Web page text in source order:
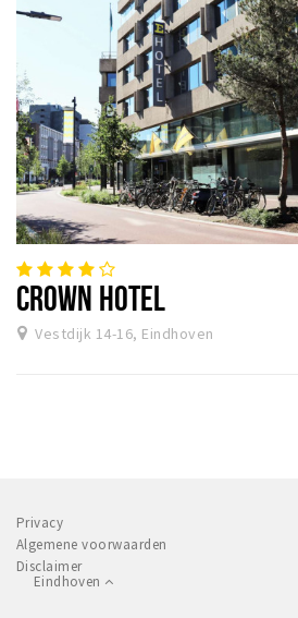
CROWN HOTEL
Vestdijk 14-16, Eindhoven
Privacy
Algemene voorwaarden
Disclaimer
Eindhoven